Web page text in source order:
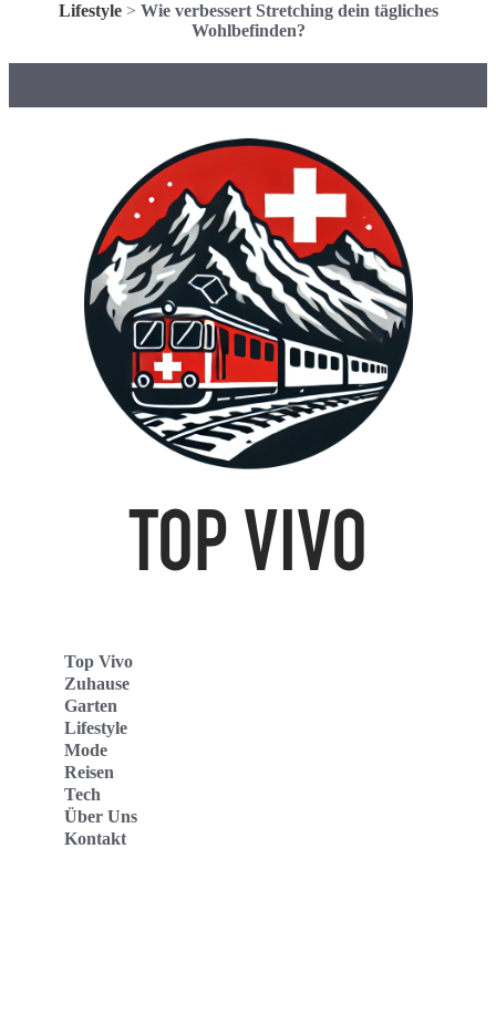
Lifestyle> Wie verbessert Stretching dein tägliches
Wohlbefinden?
Top Vivo
Zuhause
Garten
Lifestyle
Mode
Reisen
Tech
Über Uns
Kontakt